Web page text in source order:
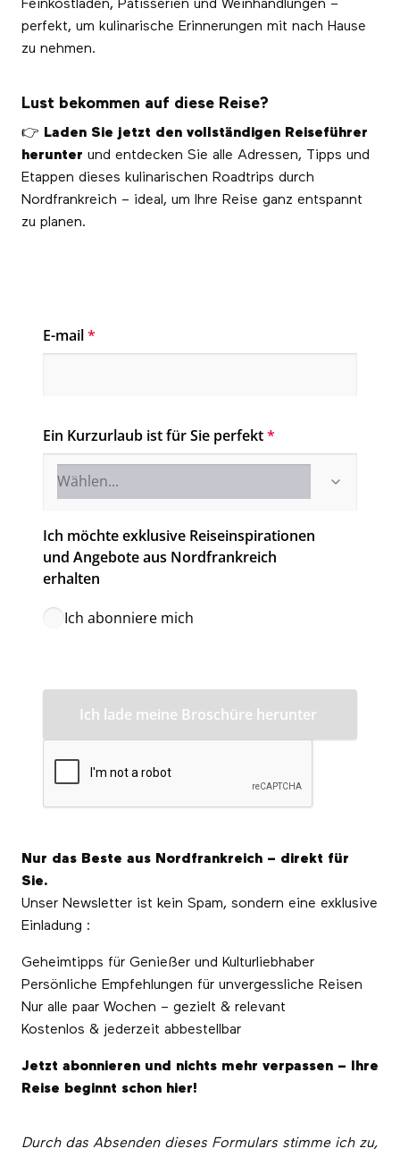
Feinkostläden, Pâtisserien und Weinhandlungen –
perfekt, um kulinarische Erinnerungen mit nach Hause
zu nehmen.
Lust bekommen auf diese Reise?
👉 Laden Sie jetzt den vollständigen Reiseführer
herunter und entdecken Sie alle Adressen, Tipps und
Etappen dieses kulinarischen Roadtrips durch
Nordfrankreich – ideal, um Ihre Reise ganz entspannt
zu planen.
E-mail*
Ein Kurzurlaub ist für Sie perfekt*
Ich möchte exklusive Reiseinspirationen
und Angebote aus Nordfrankreich
erhalten
Ich abonniere mich
Nur das Beste aus Nordfrankreich – direkt für
Sie.
Unser Newsletter ist kein Spam, sondern eine exklusive
Einladung :
Geheimtipps für Genießer und Kulturliebhaber
Persönliche Empfehlungen für unvergessliche Reisen
Nur alle paar Wochen – gezielt & relevant
Kostenlos & jederzeit abbestellbar
Jetzt abonnieren und nichts mehr verpassen – Ihre
Reise beginnt schon hier!
Durch das Absenden dieses Formulars stimme ich zu,